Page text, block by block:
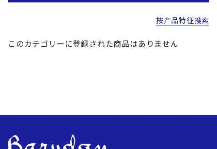
按产品特征搜索
このカテゴリーに登録された商品はありません